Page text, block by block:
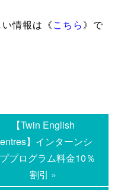
情報は《こちら》で
【Twin English
】インターンシ
プログラム料金10％
割引 »